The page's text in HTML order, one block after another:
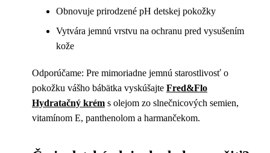
Obnovuje prirodzené pH detskej pokožky
Vytvára jemnú vrstvu na ochranu pred vysušením
kože
Odporúčame: Pre mimoriadne jemnú starostlivosť o
pokožku vášho bábätka vyskúšajte Fred&Flo
Hydratačný krém s olejom zo slnečnicových semien,
vitamínom E, panthenolom a harmančekom.